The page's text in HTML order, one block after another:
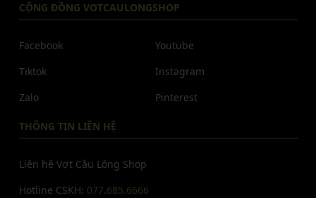
CỘNG ĐỒNG VOTCAULONGSHOP
Facebook
Tiktok
Zalo
Youtube
Instagram
Pinterest
THÔNG TIN LIÊN HỆ
Liên hệ Vợt Cầu Lông Shop
Hotline CSKH: 077.685.6666